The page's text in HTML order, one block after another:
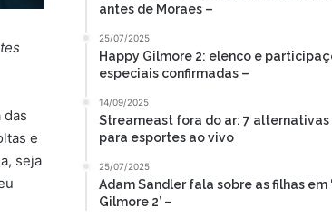
e
seja
antes de Moraes –
25/07/2025
Happy Gilmore 2: elenco e
especiais confirmadas –
14/09/2025
Streameast fora do ar: 7 alternativas
para esportes ao vivo
25/07/2025
Adam Sandler fala sobre as filhas em
Gilmore 2’ –